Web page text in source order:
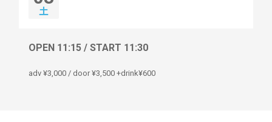
土
OPEN 11:15 / START 11:30
adv ¥3,000 / door ¥3,500 +drink¥600